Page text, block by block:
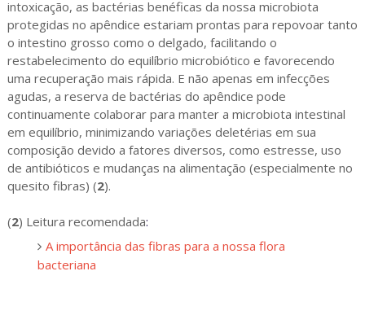
intoxicação, as bactérias benéficas da nossa microbiota
protegidas no apêndice estariam prontas para repovoar tanto
o intestino grosso como o delgado, facilitando o
restabelecimento do equilíbrio microbiótico e favorecendo
uma recuperação mais rápida. E não apenas em infecções
agudas, a reserva de bactérias do apêndice pode
continuamente colaborar para manter a microbiota intestinal
em equilíbrio, minimizando variações deletérias em sua
composição devido a fatores diversos, como estresse, uso
de antibióticos e mudanças na alimentação (especialmente no
quesito fibras) (2).
(2) Leitura recomendada:
A importância das fibras para a nossa flora
bacteriana